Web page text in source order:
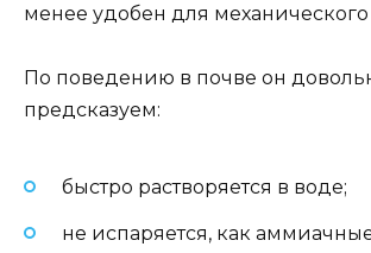
менее удобен для
По поведению в почве он
предсказуем:
быстро растворяется в воде;
не испаряется, как